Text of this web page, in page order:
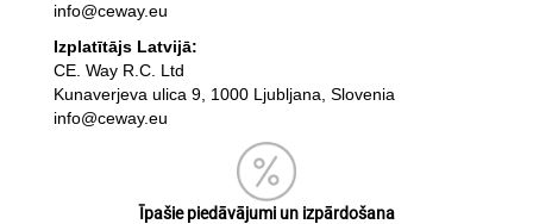
info@ceway.eu
Izplatītājs Latvijā:
CE. Way R.C. Ltd
Kunaverjeva ulica 9, 1000 Ljubljana, Slovenia
info@ceway.eu
Īpašie piedāvājumi un izpārdošana